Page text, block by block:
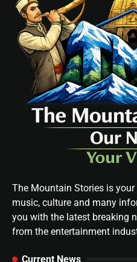
The Mountain Stories is
music, culture and many
you with the latest breaking
from the entertainment
Current News